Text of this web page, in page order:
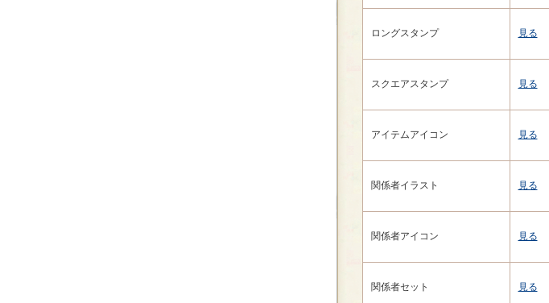
ロングスタンプ 見る
スクエアスタンプ 見る
アイテムアイコン 見る
関係者イラスト 見る
関係者アイコン 見る
関係者セット 見る